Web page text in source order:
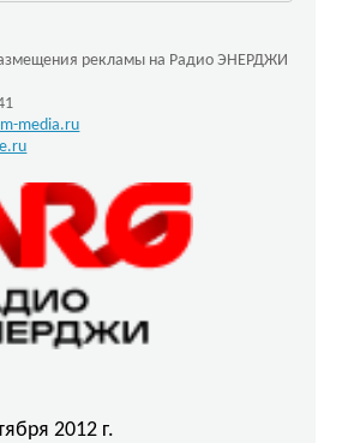
рекламы на Радио ЭНЕРДЖИ
media.ru
2012 г.